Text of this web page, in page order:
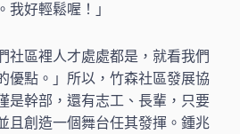
我好輕鬆喔！」
社區裡人才處處都是，就看我們
優點。」所以，竹森社區發展協
是幹部，還有志工、長輩，只要
且創造一個舞台任其發揮。鍾兆